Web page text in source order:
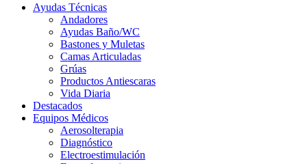
Ayudas Técnicas
Andadores
Ayudas Baño/WC
Bastones y Muletas
Camas Articuladas
Grúas
Productos Antiescaras
Vida Diaria
Destacados
Equipos Médicos
Aerosolterapia
Diagnóstico
Electroestimulación